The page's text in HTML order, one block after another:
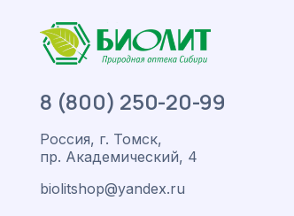
8 (800) 250-20-99
Россия, г. Томск,
пр. Академический, 4
biolitshop@yandex.ru